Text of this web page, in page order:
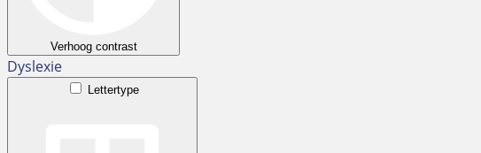
Verhoog contrast
Dyslexie
Lettertype